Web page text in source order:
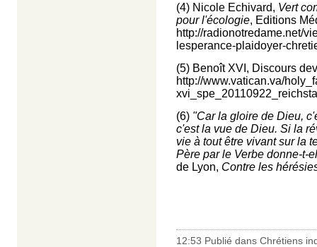
(4) Nicole Echivard, Vert
pour l'écologie, Editions
http://radionotredame.net/
lesperance-plaidoyer-
(5) Benoît XVI, Discours
http://www.vatican.va/
(6) "Car la gloire de Dieu,
c'est la vue de Dieu. Si la
vie à tout être vivant sur la
Père par le Verbe donne-t-
de Lyon, Contre les
12:53 Publié dans Chrétiens